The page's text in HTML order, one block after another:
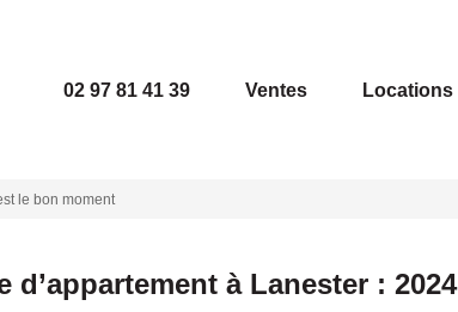
02 97 81 41 39 Ventes Locations
le bon moment
d’appartement à Lanester :